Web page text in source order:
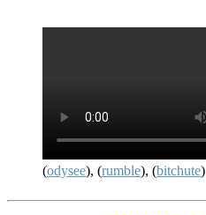
(odysee), (rumble), (bitchute)